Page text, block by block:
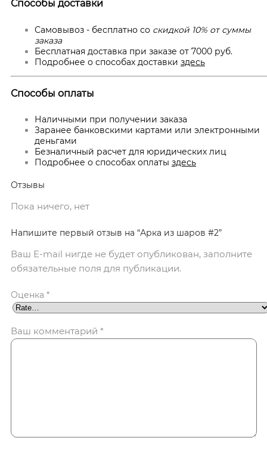
Способы доставки
Самовывоз - бесплатно со скидкой 10% от суммы
заказа
Бесплатная доставка при заказе от 7000 руб.
Подробнее о способах доставки здесь
Способы оплаты
Наличными при получении заказа
Заранее банковскими картами или электронными
деньгами
Безналичный расчет для юридических лиц
Подробнее о способах оплаты здесь
Отзывы
Пока ничего, нет
Напишите первый отзыв на “Арка из шаров #2”
Ваш E-mail нигде не будет опубликован, заполните
обязательные поля для публикации.
Оценка *
Ваш комментарий *